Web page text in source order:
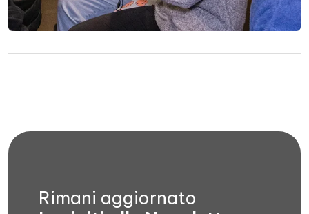
Rimani aggiornato